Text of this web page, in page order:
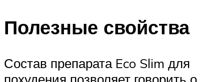
Полезные свойства
Состав препарата Eco Slim для